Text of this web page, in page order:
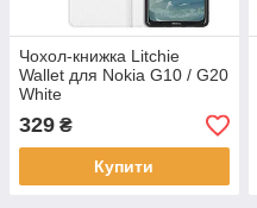
Чохол-книжка Litchie
Wallet для Nokia G10 / G20
White
329 ₴
Купити